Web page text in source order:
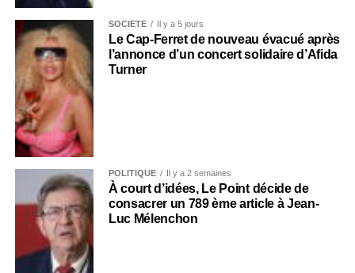
SOCIÉTÉ Il y a 5 jours
Le Cap-Ferret de nouveau évacué après
l’annonce d’un concert solidaire d’Afida
Turner
POLITIQUE Il y a 2 semaines
À court d’idées, Le Point décide de
consacrer un 789 ème article à Jean-
Luc Mélenchon